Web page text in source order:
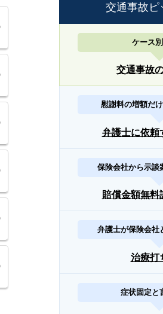
交通事故ピ
ケース
交通事故
慰謝料の増額だ
弁護士に依頼
保険会社から示談
賠償金額無料
弁護士が保険会社
治療打
症状固定と